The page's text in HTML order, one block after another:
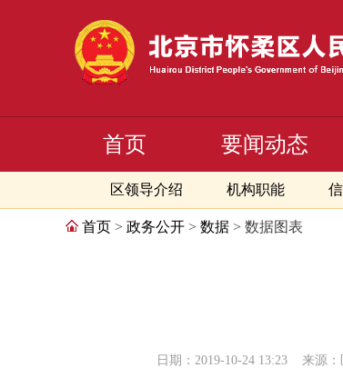
首页 要闻动态
区领导介绍 机构职能
首页 > 政务公开 > 数据 > 数据图表
日期：2019-10-24 13:23 来源